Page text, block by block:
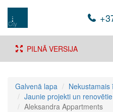
PILNĀ VERSIJA
Galvenā lapa
Nekustamais
Jaunie projekti un
Aleksandra Appartments